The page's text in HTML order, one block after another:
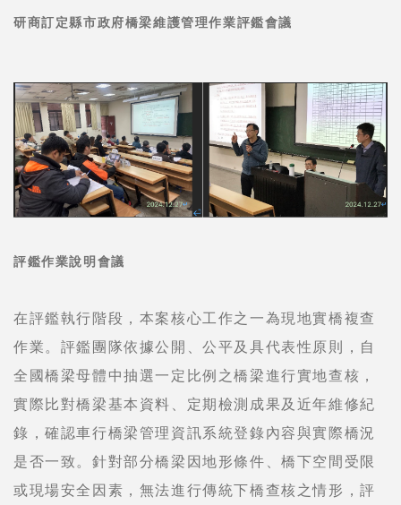
研商訂定縣市政府橋梁維護管理作業評鑑會議
評鑑作業說明會議
在評鑑執行階段，本案核心工作之一為現地實橋複查
作業。評鑑團隊依據公開、公平及具代表性原則，自
全國橋梁母體中抽選一定比例之橋梁進行實地查核，
實際比對橋梁基本資料、定期檢測成果及近年維修紀
錄，確認車行橋梁管理資訊系統登錄內容與實際橋況
是否一致。針對部分橋梁因地形條件、橋下空間受限
或現場安全因素，無法進行傳統下橋查核之情形，評